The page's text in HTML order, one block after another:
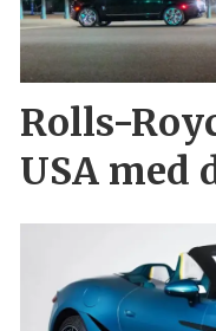
Rolls-
USA med